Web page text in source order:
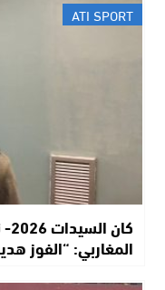
ATI SPORT
المغاربي: “الفوز